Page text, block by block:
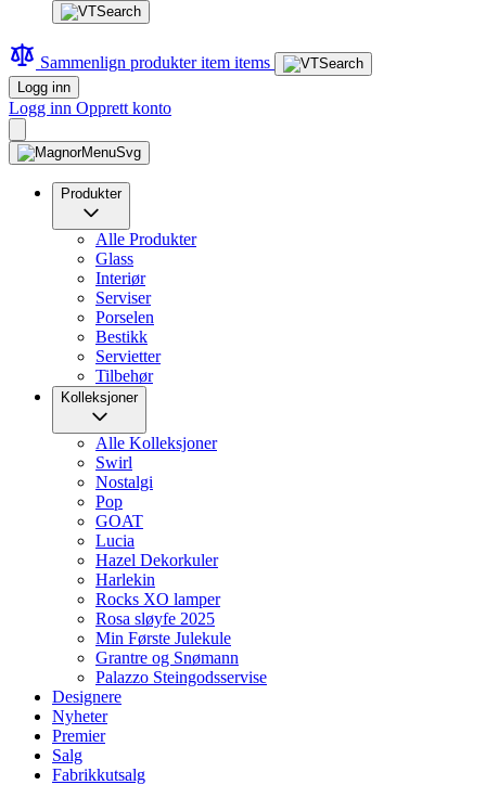
Sammenlign produkteritem items
Logg inn
Logg inn Opprett konto
Produkter
Alle Produkter
Glass
Interiør
Serviser
Porselen
Bestikk
Servietter
Tilbehør
Kolleksjoner
Alle Kolleksjoner
Swirl
Nostalgi
Pop
GOAT
Lucia
Hazel Dekorkuler
Harlekin
Rocks XO lamper
Rosa sløyfe 2025
Min Første Julekule
Grantre og Snømann
Palazzo Steingodsservise
Designere
Nyheter
Premier
Salg
Fabrikkutsalg